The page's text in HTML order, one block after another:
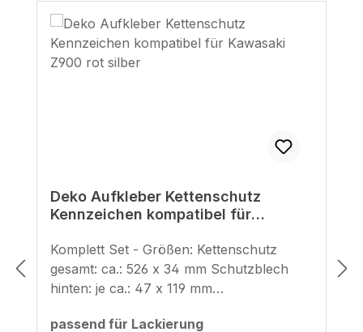
Deko Aufkleber Kettenschutz
Kennzeichen kompatibel für
Komplett Set - Größen: Kettenschutz
gesamt: ca.: 526 x 34 mm Schutzblech
hinten: je ca.: 47 x 119 mm
passend für Lackierungauswählen